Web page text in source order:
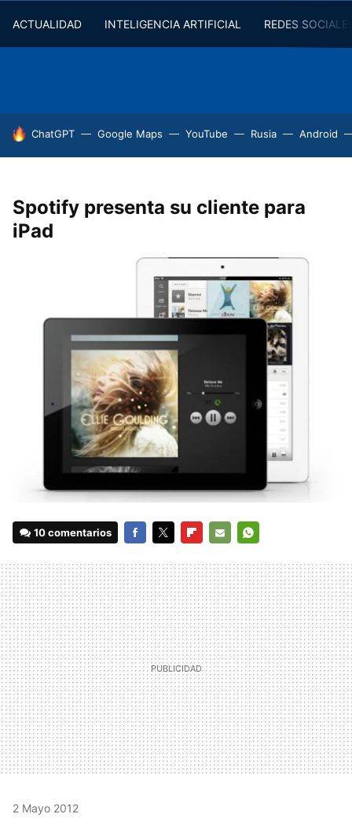
ACTUALIDAD INTELIGENCIA ARTIFICIAL REDES
HOY SE HABLA DE
ChatGPT Google Maps YouTube Rusia Android
Spotify presenta su cliente para
iPad
10 comentarios
MAIL
2 Mayo 2012